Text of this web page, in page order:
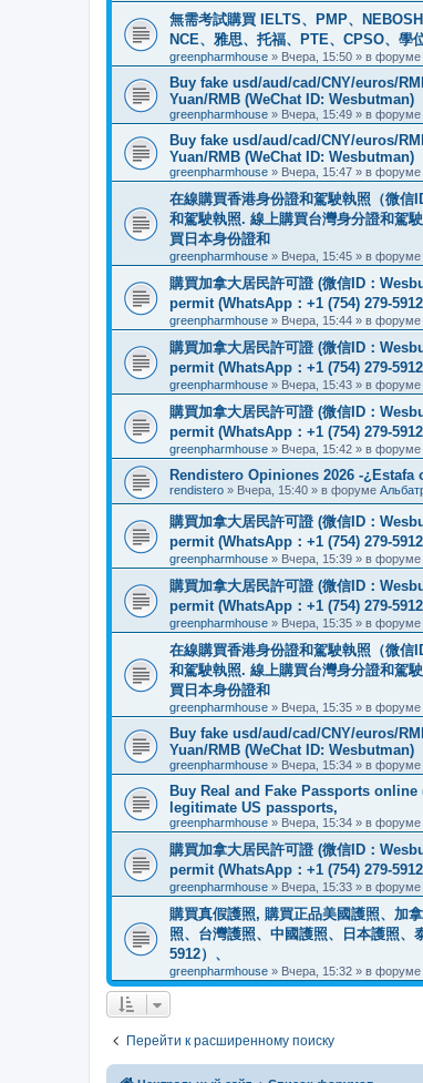
無需考試購買 IELTS、PMP、
NCE、雅思、托福、PTE、CPSO、
greenpharmhouse » Вчера, 15:50 » в форуме
Buy fake usd/aud/cad/CNY/euros/
Yuan/RMB (WeChat ID: Wesbutman)
greenpharmhouse » Вчера, 15:49 » в форуме
Buy fake usd/aud/cad/CNY/euros/
Yuan/RMB (WeChat ID: Wesbutman)
greenpharmhouse » Вчера, 15:47 » в форуме
在線購買香港身份證和駕駛執照（微
和駕駛執照. 線上購買台灣身分證和駕
買日本身份證和
greenpharmhouse » Вчера, 15:45 » в форуме
購買加拿大居民許可證 (微信ID：
permit (WhatsApp：+1 (754) 279-
greenpharmhouse » Вчера, 15:44 » в форуме
購買加拿大居民許可證 (微信ID：
permit (WhatsApp：+1 (754) 279-
greenpharmhouse » Вчера, 15:43 » в форуме
購買加拿大居民許可證 (微信ID：
permit (WhatsApp：+1 (754) 279-
greenpharmhouse » Вчера, 15:42 » в форуме
Rendistero Opiniones 2026 -¿Estafa
rendistero » Вчера, 15:40 » в форуме
購買加拿大居民許可證 (微信ID：
permit (WhatsApp：+1 (754) 279-
greenpharmhouse » Вчера, 15:39 » в форуме
購買加拿大居民許可證 (微信ID：
permit (WhatsApp：+1 (754) 279-
greenpharmhouse » Вчера, 15:35 » в форуме
在線購買香港身份證和駕駛執照（微
和駕駛執照. 線上購買台灣身分證和駕
買日本身份證和
greenpharmhouse » Вчера, 15:35 » в форуме
Buy fake usd/aud/cad/CNY/euros/
Yuan/RMB (WeChat ID: Wesbutman)
greenpharmhouse » Вчера, 15:34 » в форуме
Buy Real and Fake Passports
legitimate US passports,
greenpharmhouse » Вчера, 15:34 » в форуме
購買加拿大居民許可證 (微信ID：
permit (WhatsApp：+1 (754) 279-
greenpharmhouse » Вчера, 15:33 » в форуме
購買真假護照, 購買正品美國護照、加
照、台灣護照、中國護照、日本護照
5912）、
greenpharmhouse » Вчера, 15:32 » в форуме
Перейти к расширенному поиску